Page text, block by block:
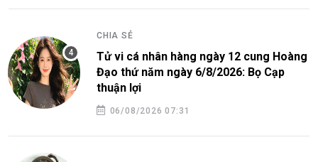
CHIA SẺ
Tử vi cá nhân hàng ngày 12 cung Hoàng
Đạo thứ năm ngày 6/8/2026: Bọ Cạp
thuận lợi
06/08/2026 07:31